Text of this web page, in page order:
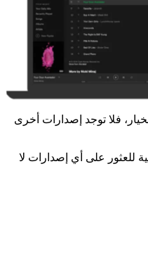
فلا توجد إصدارات أخرى
للعثور على أي إصدارات لا